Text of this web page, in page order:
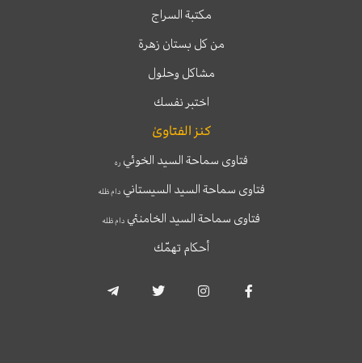
مكتبة السراج
من كل بستان زهرة
مشاكل وحلول
اختبر نفسك
كنز الفتاوىٰ
فتاوى سماحة السيد الخوئيره
فتاوى سماحة السيد السيستانيدام ظله
فتاوى سماحة السيد الخامنئي دام ظله
أحكام تهمّك
c
s
i
l